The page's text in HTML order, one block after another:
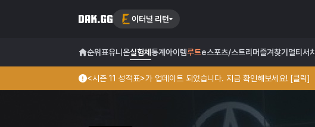
이터널 리턴
순위표유니온실험체 통계 아이템루트e스포츠/스트리머즐겨찾기 멀티서치
<시즌 11 성적표>가 업데이트 되었습니다. 지금 확인해보세요! [클릭]